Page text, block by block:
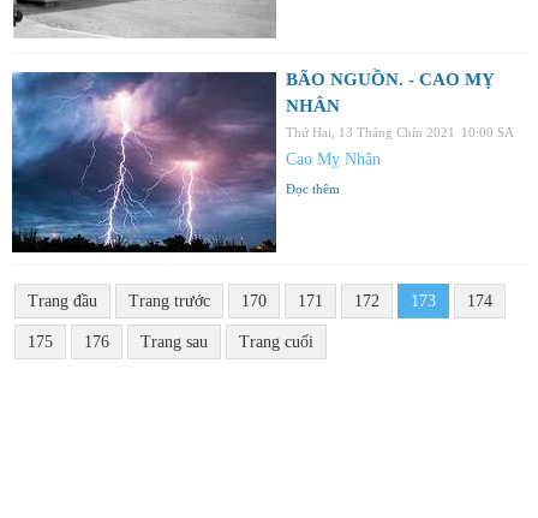
BÃO NGUỒN. - CAO MỴ
NHÂN
Thứ Hai, 13 Tháng Chín 2021 10:00 SA
Cao Mỵ Nhân
Đọc thêm
Trang đầu Trang trước 170 171 172 173 174
175 176 Trang sau Trang cuối